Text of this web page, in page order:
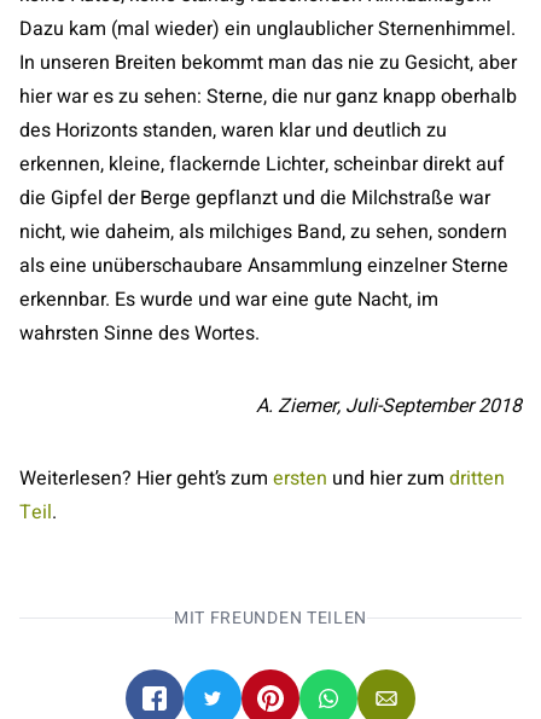
Dazu kam (mal wieder) ein unglaublicher Sternenhimmel.
In unseren Breiten bekommt man das nie zu Gesicht, aber
hier war es zu sehen: Sterne, die nur ganz knapp oberhalb
des Horizonts standen, waren klar und deutlich zu
erkennen, kleine, flackernde Lichter, scheinbar direkt auf
die Gipfel der Berge gepflanzt und die Milchstraße war
nicht, wie daheim, als milchiges Band, zu sehen, sondern
als eine unüberschaubare Ansammlung einzelner Sterne
erkennbar. Es wurde und war eine gute Nacht, im
wahrsten Sinne des Wortes.
A. Ziemer, Juli-September 2018
Weiterlesen? Hier geht’s zum ersten und hier zum dritten
Teil.
MIT FREUNDEN TEILEN